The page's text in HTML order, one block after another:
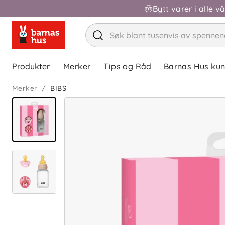
Bytt varer i alle
Produkter Merker Tips og Råd Barnas Hus
Merker BIBS